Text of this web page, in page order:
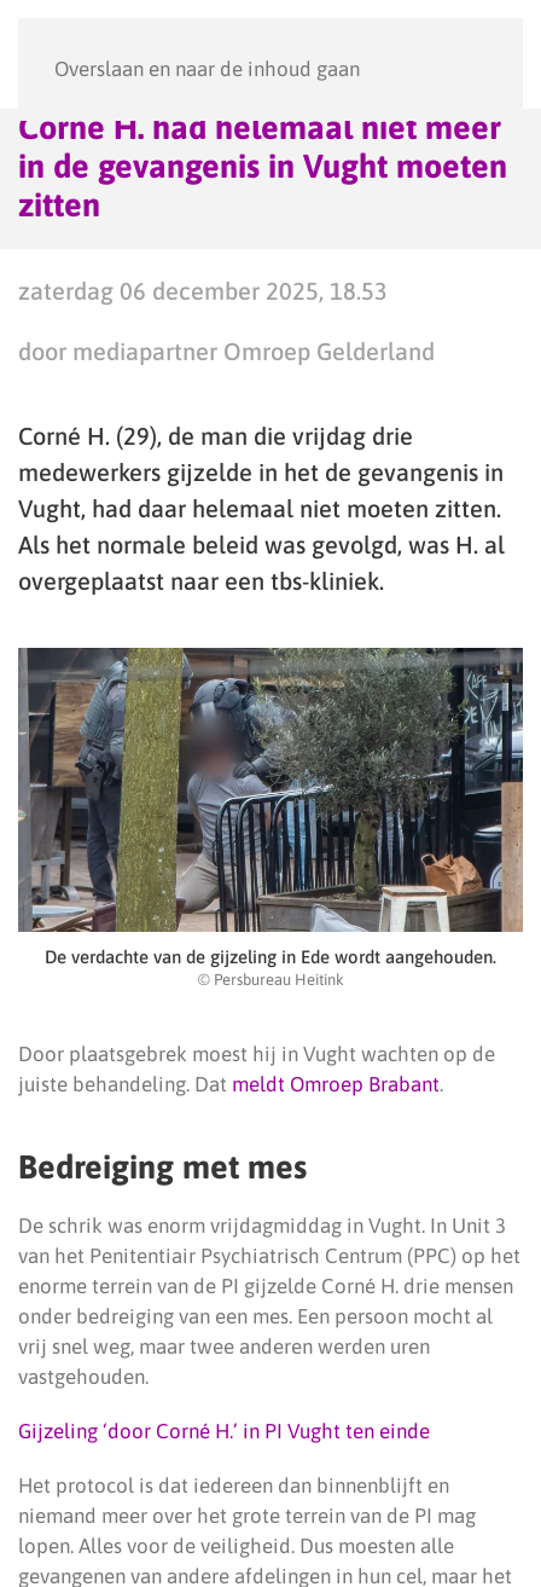
Overslaan en naar de inhoud gaan
Corné H. had helemaal niet meer
in de gevangenis in Vught moeten
zitten
zaterdag 06 december 2025, 18.53
door mediapartner Omroep Gelderland
Corné H. (29), de man die vrijdag drie
medewerkers gijzelde in het de gevangenis in
Vught, had daar helemaal niet moeten zitten.
Als het normale beleid was gevolgd, was H. al
overgeplaatst naar een tbs-kliniek.
De verdachte van de gijzeling in Ede wordt aangehouden.
© Persbureau Heitink
Door plaatsgebrek moest hij in Vught wachten op de
juiste behandeling. Dat meldt Omroep Brabant.
Bedreiging met mes
De schrik was enorm vrijdagmiddag in Vught. In Unit 3
van het Penitentiair Psychiatrisch Centrum (PPC) op het
enorme terrein van de PI gijzelde Corné H. drie mensen
onder bedreiging van een mes. Een persoon mocht al
vrij snel weg, maar twee anderen werden uren
vastgehouden.
Gijzeling ‘door Corné H.’ in PI Vught ten einde
Het protocol is dat iedereen dan binnenblijft en
niemand meer over het grote terrein van de PI mag
lopen. Alles voor de veiligheid. Dus moesten alle
gevangenen van andere afdelingen in hun cel, maar het